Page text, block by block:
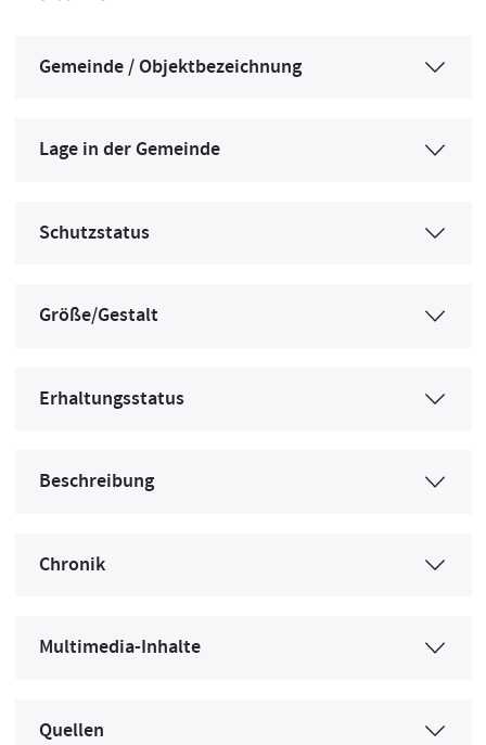
Gemeinde / Objektbezeichnung
Lage in der Gemeinde
Schutzstatus
Größe/Gestalt
Erhaltungsstatus
Beschreibung
Chronik
Multimedia-Inhalte
Quellen